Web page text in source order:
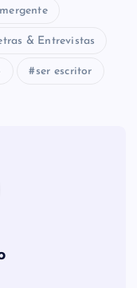
& Entrevistas
ser escritor